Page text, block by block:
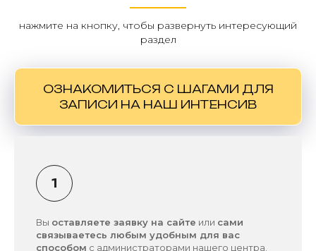
нажмите на кнопку, чтобы развернуть интересующий
раздел
ОЗНАКОМИТЬСЯ С ШАГАМИ ДЛЯ
ЗАПИСИ НА НАШ ИНТЕНСИВ
Вы оставляете заявку на сайте или сами
связываетесь любым удобным для вас
способом с администраторами нашего центра.